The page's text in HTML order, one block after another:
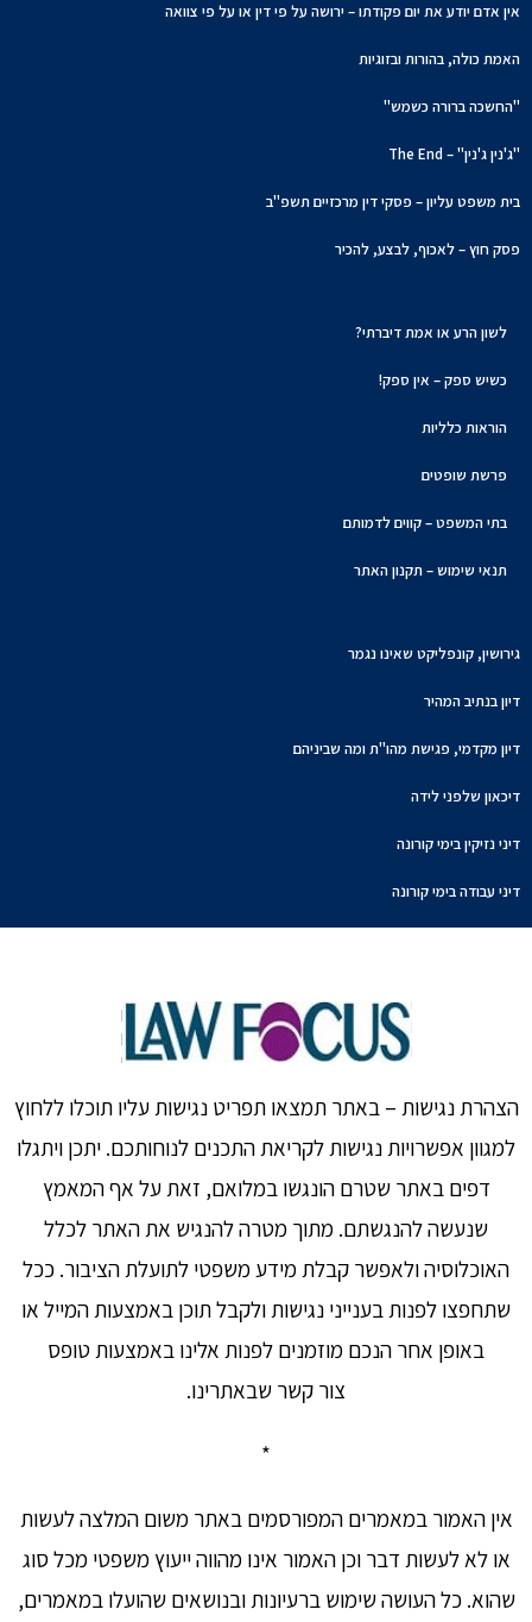
אין אדם יודע את יום פקודתו – ירושה על פי דין או על פי צוואה
האמת כולה, בהורות ובזוגיות
"החשכה ברורה כשמש"
"ג'נין ג'נין" – The End
בית משפט עליון – פסקי דין מרכזיים תשפ"ב
פסק חוץ – לאכוף, לבצע, להכיר
לשון הרע או אמת דיברתי?
כשיש ספק – אין ספק!
הוראות כלליות
פרשת שופטים
בתי המשפט – קווים לדמותם
תנאי שימוש – תקנון האתר
גירושין, קונפליקט שאינו נגמר
דיון בנתיב המהיר
דיון מקדמי, פגישת מהו"ת ומה שביניהם
דיכאון שלפני לידה
דיני נזיקין בימי קורונה
דיני עבודה בימי קורונה
הצהרת נגישות – באתר תמצאו תפריט נגישות עליו תוכלו ללחוץ
למגוון אפשרויות נגישות לקריאת התכנים לנוחותכם. יתכן ויתגלו
דפים באתר שטרם הונגשו במלואם, זאת על אף המאמץ
שנעשה להנגשתם. מתוך מטרה להנגיש את האתר לכלל
האוכלוסיה ולאפשר קבלת מידע משפטי לתועלת הציבור. ככל
שתחפצו לפנות בענייני נגישות ולקבל תוכן באמצעות המייל או
באופן אחר הנכם מוזמנים לפנות אלינו באמצעות טופס
צור קשר שבאתרינו.
*
אין האמור במאמרים המפורסמים באתר משום המלצה לעשות
או לא לעשות דבר וכן האמור אינו מהווה ייעוץ משפטי מכל סוג
שהוא. כל העושה שימוש ברעיונות ובנושאים שהועלו במאמרים,